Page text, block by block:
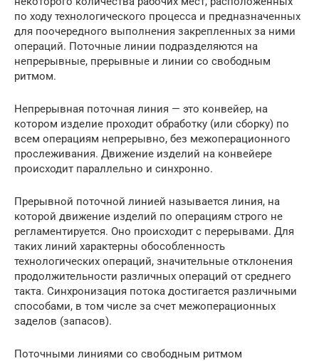
по ходу технологического процесса и предназначенных
для поочередного выполнения закрепленных за ними
операций. Поточные линии подразделяются на
непрерывные, прерывные и линии со свободным
ритмом.
Непрерывная поточная линия — это конвейер, на
котором изделие проходит обработку (или сборку) по
всем операциям непрерывно, без межоперационного
прослеживания. Движение изделий на конвейере
происходит параллельно и синхронно.
Прерывной поточной линией называется линия, на
которой движение изделий по операциям строго не
регламентируется. Оно происходит с перерывами. Для
таких линий характерны обособленность
технологических операций, значительные отклонения
продолжительности различных операций от среднего
такта. Синхронизация потока достигается различными
способами, в том числе за счет межоперационных
заделов (запасов).
Поточными линиями со свободным ритмом